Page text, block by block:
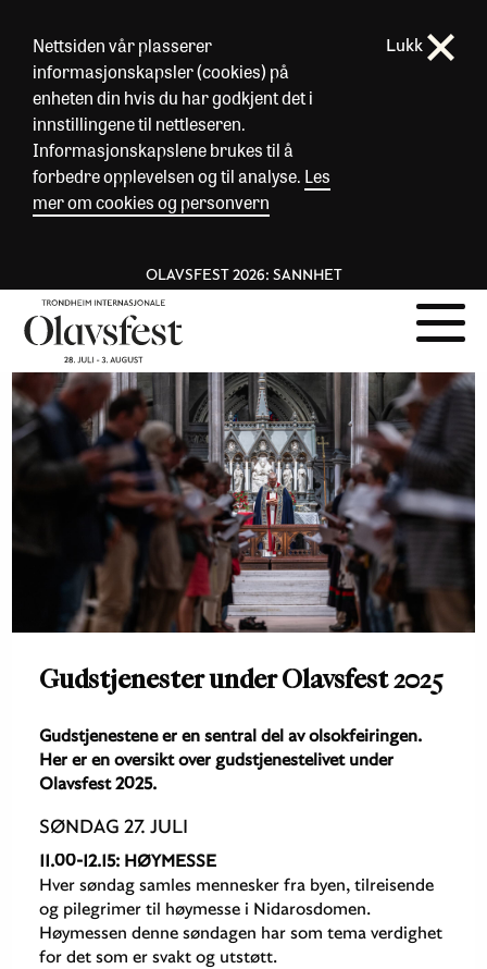
Nettsiden vår plasserer
informasjonskapsler (cookies) på
enheten din hvis du har godkjent det i
innstillingene til nettleseren.
Informasjonskapslene brukes til å
forbedre opplevelsen og til analyse. Les
mer om cookies og personvern
Lukk
OLAVSFEST 2026: SANNHET
Gudstjenester under Olavsfest 2025
Gudstjenestene er en sentral del av olsokfeiringen.
Her er en oversikt over gudstjenestelivet under
Olavsfest 2025.
SØNDAG 27. JULI
11.00-12.15: HØYMESSE
Hver søndag samles mennesker fra byen, tilreisende
og pilegrimer til høymesse i Nidarosdomen.
Høymessen denne søndagen har som tema verdighet
for det som er svakt og utstøtt.